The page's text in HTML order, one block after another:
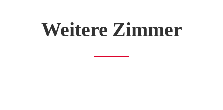
Weitere Zimmer